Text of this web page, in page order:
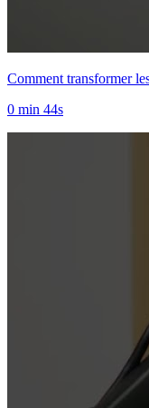
Comment transformer
0 min 44s